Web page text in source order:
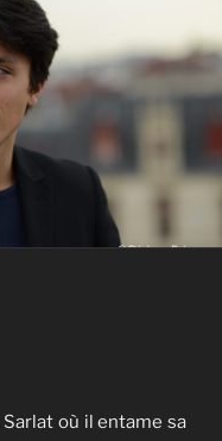
où il entame sa